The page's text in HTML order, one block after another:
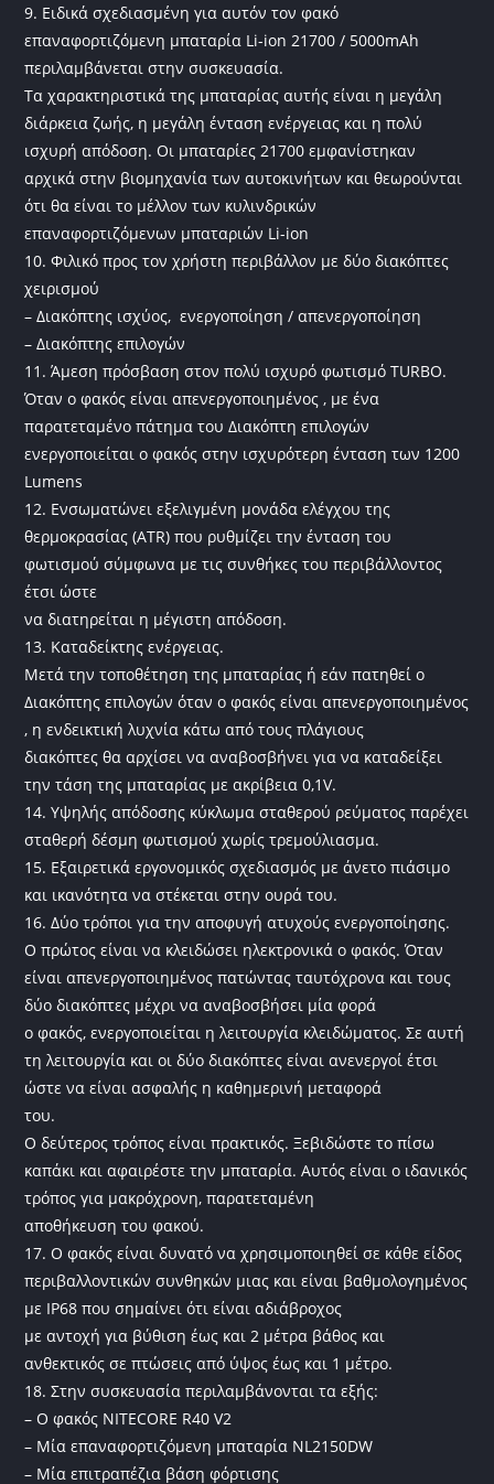
9. Ειδικά σχεδιασμένη για αυτόν τον φακό
επαναφορτιζόμενη μπαταρία Li-ion 21700 / 5000mAh
περιλαμβάνεται στην συσκευασία.
Τα χαρακτηριστικά της μπαταρίας αυτής είναι η μεγάλη
διάρκεια ζωής, η μεγάλη ένταση ενέργειας και η πολύ
ισχυρή απόδοση. Οι μπαταρίες 21700 εμφανίστηκαν
αρχικά στην βιομηχανία των αυτοκινήτων και θεωρούνται
ότι θα είναι το μέλλον των κυλινδρικών
επαναφορτιζόμενων μπαταριών Li-ion
10. Φιλικό προς τον χρήστη περιβάλλον με δύο διακόπτες
χειρισμού
– Διακόπτης ισχύος, ενεργοποίηση / απενεργοποίηση
– Διακόπτης επιλογών
11. Άμεση πρόσβαση στον πολύ ισχυρό φωτισμό TURBO.
Όταν ο φακός είναι απενεργοποιημένος , με ένα
παρατεταμένο πάτημα του Διακόπτη επιλογών
ενεργοποιείται ο φακός στην ισχυρότερη ένταση των 1200
Lumens
12. Ενσωματώνει εξελιγμένη μονάδα ελέγχου της
θερμοκρασίας (ATR) που ρυθμίζει την ένταση του
φωτισμού σύμφωνα με τις συνθήκες του περιβάλλοντος
έτσι ώστε
να διατηρείται η μέγιστη απόδοση.
13. Καταδείκτης ενέργειας.
Μετά την τοποθέτηση της μπαταρίας ή εάν πατηθεί ο
Διακόπτης επιλογών όταν ο φακός είναι απενεργοποιημένος
, η ενδεικτική λυχνία κάτω από τους πλάγιους
διακόπτες θα αρχίσει να αναβοσβήνει για να καταδείξει
την τάση της μπαταρίας με ακρίβεια 0,1V.
14. Υψηλής απόδοσης κύκλωμα σταθερού ρεύματος παρέχει
σταθερή δέσμη φωτισμού χωρίς τρεμούλιασμα.
15. Εξαιρετικά εργονομικός σχεδιασμός με άνετο πιάσιμο
και ικανότητα να στέκεται στην ουρά του.
16. Δύο τρόποι για την αποφυγή ατυχούς ενεργοποίησης.
Ο πρώτος είναι να κλειδώσει ηλεκτρονικά ο φακός. Όταν
είναι απενεργοποιημένος πατώντας ταυτόχρονα και τους
δύο διακόπτες μέχρι να αναβοσβήσει μία φορά
ο φακός, ενεργοποιείται η λειτουργία κλειδώματος. Σε αυτή
τη λειτουργία και οι δύο διακόπτες είναι ανενεργοί έτσι
ώστε να είναι ασφαλής η καθημερινή μεταφορά
του.
Ο δεύτερος τρόπος είναι πρακτικός. Ξεβιδώστε το πίσω
καπάκι και αφαιρέστε την μπαταρία. Αυτός είναι ο ιδανικός
τρόπος για μακρόχρονη, παρατεταμένη
αποθήκευση του φακού.
17. Ο φακός είναι δυνατό να χρησιμοποιηθεί σε κάθε είδος
περιβαλλοντικών συνθηκών μιας και είναι βαθμολογημένος
με IP68 που σημαίνει ότι είναι αδιάβροχος
με αντοχή για βύθιση έως και 2 μέτρα βάθος και
ανθεκτικός σε πτώσεις από ύψος έως και 1 μέτρο.
18. Στην συσκευασία περιλαμβάνονται τα εξής:
– Ο φακός NITECORE R40 V2
– Μία επαναφορτιζόμενη μπαταρία NL2150DW
– Μία επιτραπέζια βάση φόρτισης